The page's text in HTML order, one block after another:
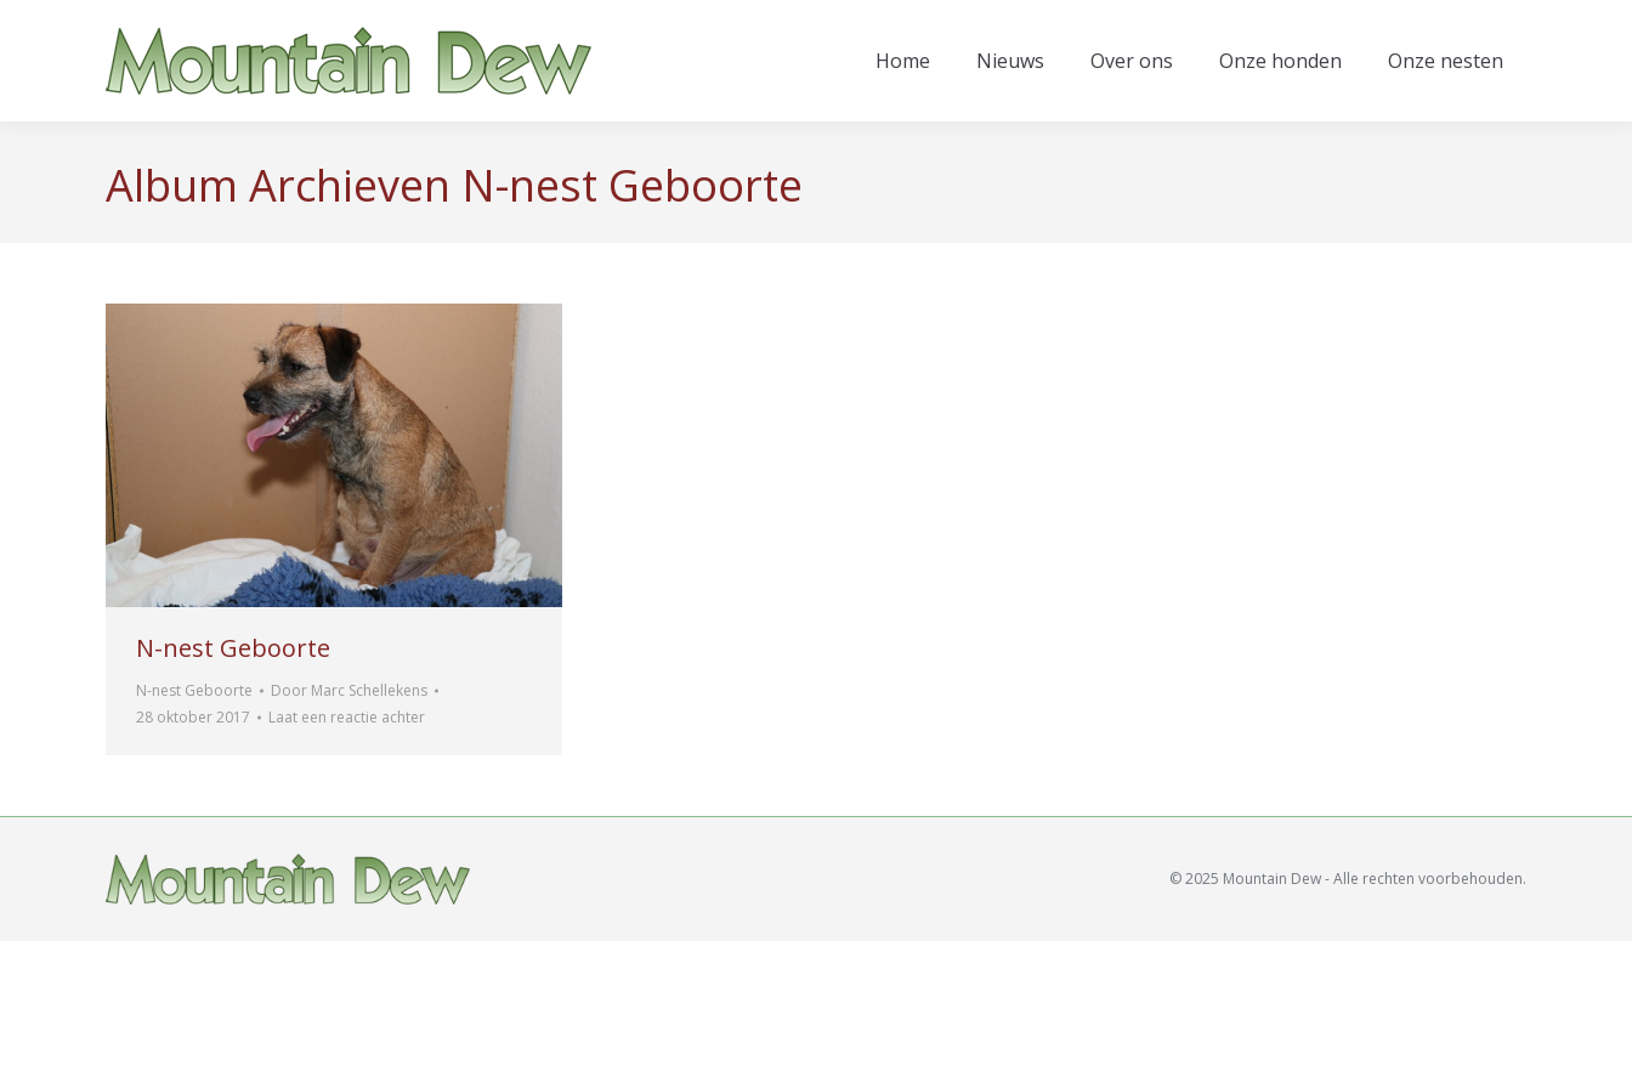
Home Nieuws Over ons Onze honden Onze nesten
Album Archieven N-nest Geboorte
N-nest Geboorte
N-nest Geboorte Door Marc Schellekens
28 oktober 2017
Laat een reactie achter
© 2025 Mountain Dew - Alle rechten voorbehouden.